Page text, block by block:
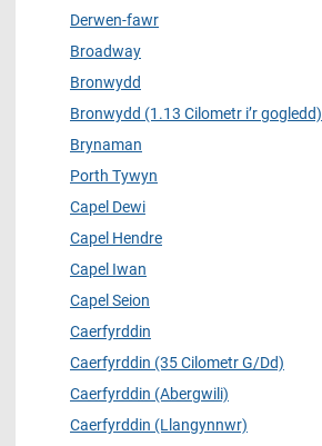
Derwen-fawr
Broadway
Bronwydd
Bronwydd (1.13 Cilometr i’r gogledd)
Brynaman
Porth Tywyn
Capel Dewi
Capel Hendre
Capel Iwan
Capel Seion
Caerfyrddin
Caerfyrddin (35 Cilometr G/Dd)
Caerfyrddin (Abergwili)
Caerfyrddin (Llangynnwr)